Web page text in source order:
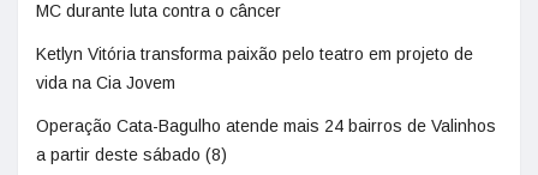
MC durante luta contra o câncer
Ketlyn Vitória transforma paixão pelo teatro em projeto de
vida na Cia Jovem
Operação Cata-Bagulho atende mais 24 bairros de Valinhos
a partir deste sábado (8)